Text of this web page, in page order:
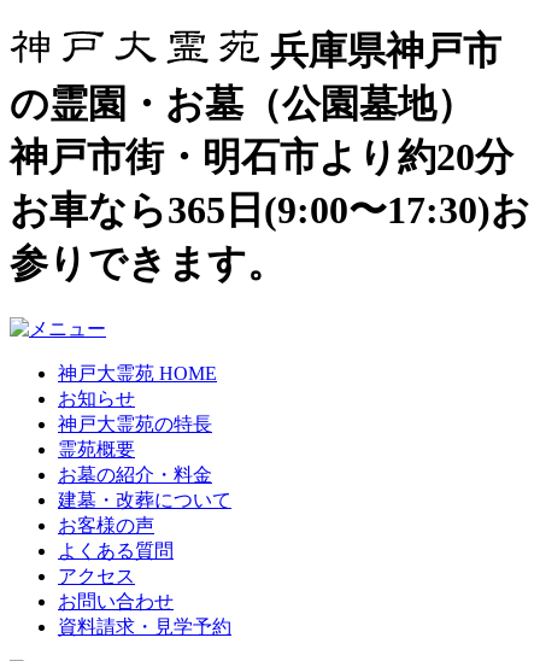
兵庫県神戸市
の霊園・お墓（公園墓地）
神戸市街・明石市より約20分
お車なら365日(9:00〜17:30)お
参りできます。
神戸大霊苑 HOME
お知らせ
神戸大霊苑の特長
霊苑概要
お墓の紹介・料金
建墓・改葬について
お客様の声
よくある質問
アクセス
お問い合わせ
資料請求・見学予約